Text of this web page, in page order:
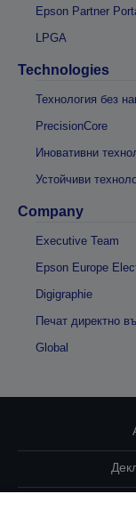
Epson Partner
LPGA
Technologies
Технология без
PrecisionCore
Иновативни
Устойчиви
Company
Executive Team
Epson Europe
Digigraphie
Печат директно
Global